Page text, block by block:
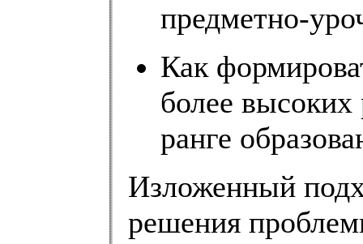
предметно-
Как
более высоких
ранге
Изложенный
решения